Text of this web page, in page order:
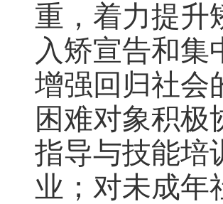
重，着力提升
入矫宣告和集
增强回归社会
困难对象积极
指导与技能培
业；对未成年